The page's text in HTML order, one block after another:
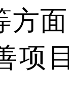
方
项